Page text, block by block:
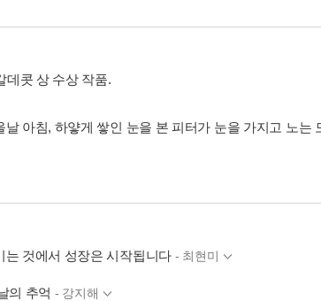
데콧 상 수상 작품.
날 아침, 하얗게 쌓인 눈을 본 피터가 눈을 가지고 노
는 것에서 성장은 시작됩니다 - 최현미
의 추억 - 강지해